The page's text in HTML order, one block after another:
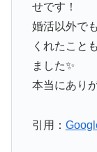
せです！
婚活以外で
くれたこと
ました✨
本当にあり
引用：